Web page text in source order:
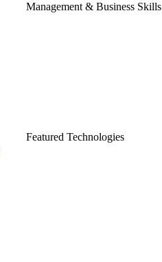
Management & Business Skills
Featured Technologies